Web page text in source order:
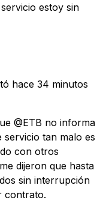
estoy sin
hace 34 minutos
@ETB no informa
servicio tan malo es
con otros
dijeron que hasta
sin interrupción
contrato.